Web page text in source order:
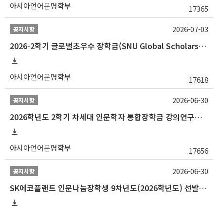
아시아언어문명학부 17365
공지사항
2026-2학기 글로벌초우수 장학금(SNU Global Scholarship, GS) 신청 안내(~7/12 23:00)
아시아언어문명학부 17618
2026-07-03
공지사항
2026학년도 2학기 차세대 인문학자 통합장학금 강의연구조교 선발 안내(~7/8)
아시아언어문명학부 17656
2026-06-30
공지사항
SK에코플랜트 인문나눔장학생 9차년도(2026학년도) 선발 안내(~7/20)
2026-06-30